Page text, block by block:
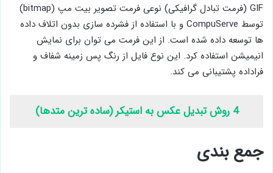
GIF (فرمت تبادل گرافیکی) نوعی فرمت تصویر بیت مپ (bitmap)
توسط CompuServe و با استفاده از فشرده سازی بدون اتلاف داده
ها توسعه داده شده است. از این فرمت می توان برای نمایش
انیمیشن استفاده کرد. این نوع فایل از رنگ پس زمینه شفاف و
فراداده پشتیبانی می کند.
4 روش تبدیل عکس به استیکر (ساده ترین متدها)
جمع بندی